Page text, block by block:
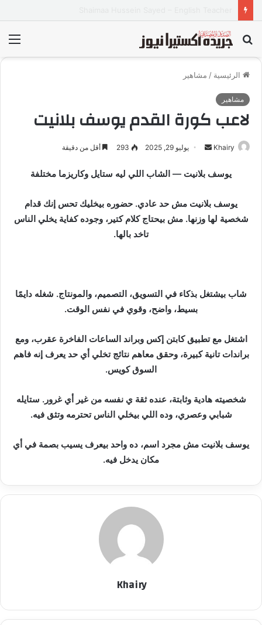
بحث
عن
الرئيسية / مشاهير
مشاهير
لاعب كورة القدم يوسف بلانيت
Khairy
س
ب
ر
و
يوليو 29, 2025 293 أقل من دقيقة
يوسف بلانيت — الشاب اللي ليه ستايل وكاريزما مختلفة
يوسف بلانيت مش حد عادي. حضوره بيخليك تحس إنك قدام
شخصية لها وزنها. مش بيحتاج كلام كتير، وجوده كفاية يخلي الناس
تاخد بالها.
شاب بيشتغل بذكاء في التسويق، التصميم، والمونتاج. شغله دايمًا
بسيط، واضح، وقوي في نفس الوقت.
اشتغل مع تطبيق كابتن إكس وبراند الساعات الفاخرة عقرب، ومع
براندات تانية كبيرة، وحقق معاهم نتائج تخلي أي حد يعرف إنه فاهم
السوق كويس.
شخصيته هادية وثابتة، عنده ثقة ي نفسه من غير أي غرور. ستايله
شبابي وعصري، وده اللي بيخلي الناس تحترمه وتثق فيه.
يوسف بلانيت مش مجرد اسم، ده واحد بيعرف يسيب بصمة في أي
مكان يدخل فيه.
Khairy